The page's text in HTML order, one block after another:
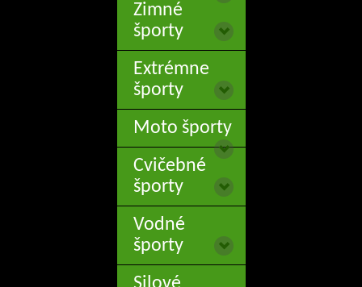
Zimné
športy
Extrémne
športy
Moto športy
Cvičebné
športy
Vodné
športy